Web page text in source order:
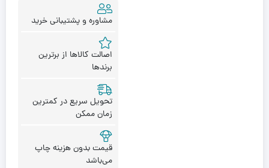
مشاوره و پشتیبانی خرید
اصالت کالاها از برترین
برندها
تحویل سریع در کمترین
زمان ممکن
قیمت بدون هزینه چاپ
می‌باشد